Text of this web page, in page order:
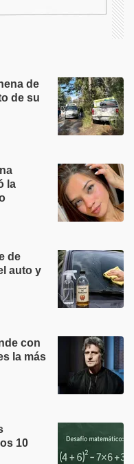
de
de su
la
de
auto y
con
la más
10